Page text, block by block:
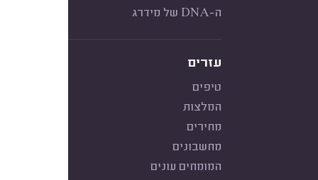
ה-DNA של מידרג
עזרים
טיפים
המלצות
מחירים
מחשבונים
המומחים עונים